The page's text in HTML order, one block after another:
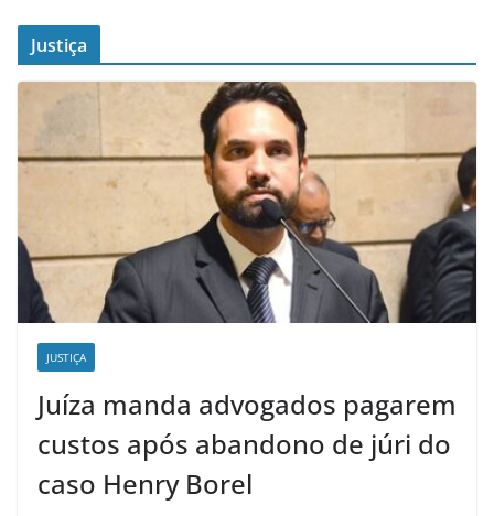
Justiça
JUSTIÇA
Juíza manda advogados pagarem
custos após abandono de júri do
caso Henry Borel